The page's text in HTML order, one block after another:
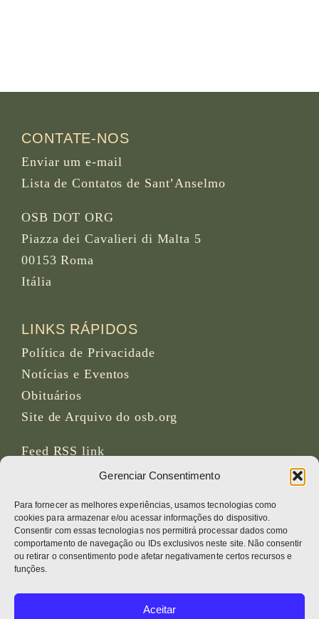
Gerenciar Consentimento
Para fornecer as melhores experiências, usamos tecnologias como
cookies para armazenar e/ou acessar informações do dispositivo.
Consentir com essas tecnologias nos permitirá processar dados como
comportamento de navegação ou IDs exclusivos neste site. Não consentir
ou retirar o consentimento pode afetar negativamente certos recursos e
funções.
Aceitar
CONTATE-NOS
Enviar um e-mail
Lista de Contatos de Sant’Anselmo
OSB DOT ORG
Piazza dei Cavalieri di Malta 5
00153 Roma
Itália
LINKS RÁPIDOS
Política de Privacidade
Notícias e Eventos
Obituários
Site de Arquivo do osb.org
Feed RSS link
REDES SOCIAIS
CRÉDITOS
Fotos da página